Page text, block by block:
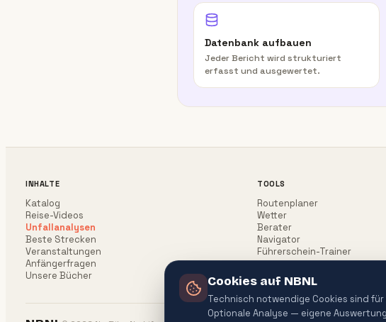
Datenbank aufbauen
Jeder Bericht wird strukturiert
erfasst und ausgewertet.
INHALTE
Katalog
Reise-Videos
Unfallanalysen
Beste Strecken
Veranstaltungen
Anfängerfragen
Unsere Bücher
TOOLS
Routenplaner
Wetter
Berater
Navigator
Führerschein-Trainer
Cookies auf NBNL
Technisch notwendige Cookies sind
Optionale Analyse — eigene